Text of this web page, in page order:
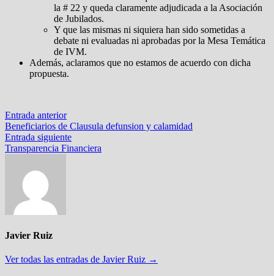
la # 22 y queda claramente adjudicada a la Asociación
de Jubilados.
Y que las mismas ni siquiera han sido sometidas a
debate ni evaluadas ni aprobadas por la Mesa Temática
de IVM.
Además, aclaramos que no estamos de acuerdo con dicha
propuesta.
Navegación
de
entradas
Entrada anteriorEntrada
anterior:
Beneficiarios de Clausula defunsion y calamidad
Entrada siguienteEntrada
siguiente:
Transparencia Financiera
Javier Ruiz
Ver todas las entradas de Javier Ruiz →